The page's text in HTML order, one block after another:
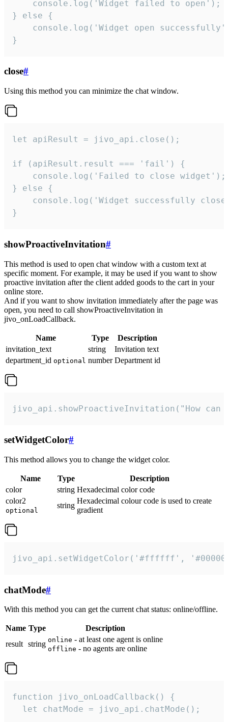
    console.log('Widget failed to open');
} else {
console.log('Widget open
}
close#
Using this method you can minimize the chat window.
let apiResult = jivo_api.close();
if (apiResult.result === 'fail') {
    console.log('Failed to close widget');
} else {
console.log('Widget successfully
}
showProactiveInvitation#
This method is used to open chat window with a custom text at
specific moment. For example, it may be used if you want to show
proactive invitation after the client added goods to the cart in your
online store.
And if you want to show invitation immediately after the page was
open, you need to call showProactiveInvitation in
jivo_onLoadCallback.
Name Type
Description
invitation_text
string
Invitation text
department_id optional number Department id
jivo_api.showProactiveInvitation("How
setWidgetColor#
This method allows you to change the widget color.
Name Type
Description
color
string Hexadecimal color code
color2
optional
string
Hexadecimal colour code is used to create
gradient
jivo_api.setWidgetColor('#ffffff',
chatMode#
With this method you can get the current chat status: online/offline.
Name Type
Description
result string online - at least one agent is online
offline - no agents are online
function jivo_onLoadCallback() {
  let chatMode = jivo_api.chatMode();